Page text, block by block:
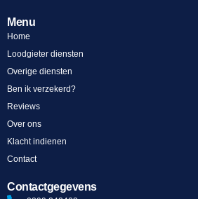
Menu
Home
Loodgieter diensten
Overige diensten
Ben ik verzekerd?
Reviews
Over ons
Klacht indienen
Contact
Contactgegevens